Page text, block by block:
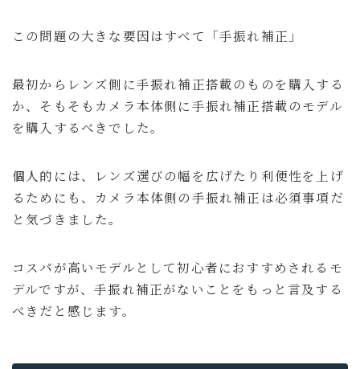
この問題の大きな要因はすべて「手振れ補正」
最初からレンズ側に手振れ補正搭載のものを購入する
か、そもそもカメラ本体側に手振れ補正搭載のモデル
を購入するべきでした。
個人的には、レンズ選びの幅を広げたり利便性を上げ
るためにも、カメラ本体側の手振れ補正は必須事項だ
と気づきました。
コスパが高いモデルとして初心者におすすめされるモ
デルですが、手振れ補正がないことをもっと言及する
べきだと感じます。